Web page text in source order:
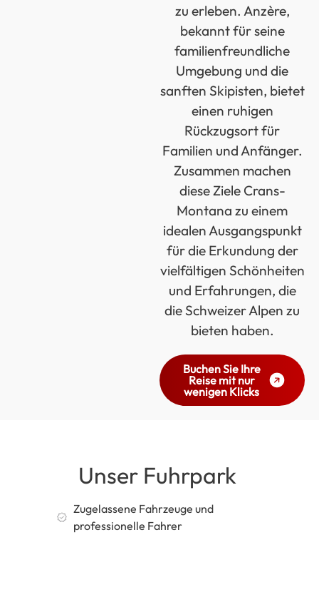
zu erleben. Anzère,
bekannt für seine
familienfreundliche
Umgebung und die
sanften Skipisten, bietet
einen ruhigen
Rückzugsort für
Familien und Anfänger.
Zusammen machen
diese Ziele Crans-
Montana zu einem
idealen Ausgangspunkt
für die Erkundung der
vielfältigen Schönheiten
und Erfahrungen, die
die Schweizer Alpen zu
bieten haben.
Buchen Sie Ihre
Reise mit nur
wenigen Klicks
Unser Fuhrpark
Zugelassene Fahrzeuge und
professionelle Fahrer